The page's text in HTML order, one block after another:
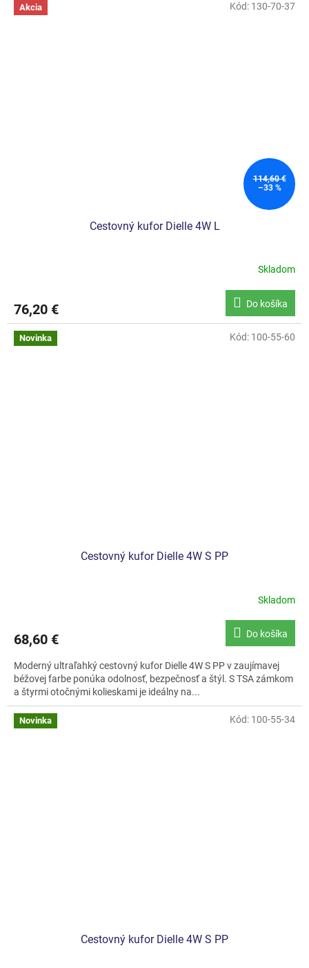
Akcia
114,60 €
–33 %
Cestovný kufor Dielle 4W L
Skladom
76,20 € Do košíka
Kód: 130-70-37
Novinka
Cestovný kufor Dielle 4W S PP
Skladom
68,60 € Do košíka
Moderný ultraľahký cestovný kufor Dielle 4W S PP v zaujímavej
béžovej farbe ponúka odolnosť, bezpečnosť a štýl. S TSA zámkom
a štyrmi otočnými kolieskami je ideálny na...
Kód: 100-55-60
Novinka
Cestovný kufor Dielle 4W S PP
Kód: 100-55-34